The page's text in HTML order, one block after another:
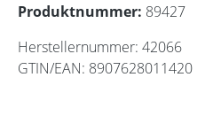
Produktnummer: 89427
Herstellernummer: 42066
GTIN/EAN: 8907628011420